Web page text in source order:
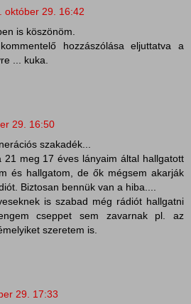
október 29. 16:42
is köszönöm.
hozzászólása eljuttatva a
... kuka.
29. 16:50
szakadék...
21 meg 17 éves lányaim által hallgatott
és hallgatom, de ők mégsem akarják
Biztosan bennük van a hiba....
is szabad még rádiót hallgatni
cseppet sem zavarnak pl. az
szeretem is.
29. 17:33